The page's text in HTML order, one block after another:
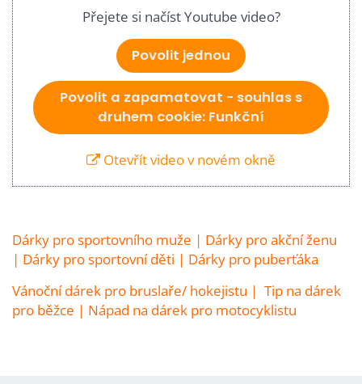
Přejete si načíst Youtube video?
Povolit jednou
Povolit a zapamatovat - souhlas s
druhem cookie: Funkční
Otevřít video v novém okně
Dárky pro sportovního muže | Dárky pro akční ženu
| Dárky pro sportovní děti | Dárky pro puberťáka
Vánoční dárek pro bruslaře/ hokejistu | Tip na dárek
pro běžce | Nápad na dárek pro motocyklistu